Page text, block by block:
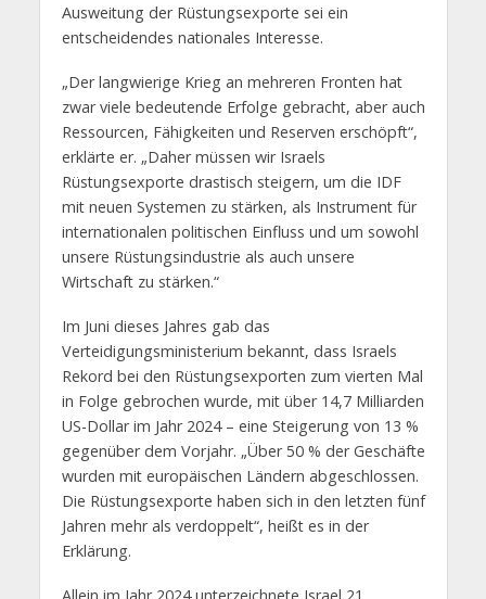
Ausweitung der Rüstungsexporte sei ein
entscheidendes nationales Interesse.
„Der langwierige Krieg an mehreren Fronten hat
zwar viele bedeutende Erfolge gebracht, aber auch
Ressourcen, Fähigkeiten und Reserven erschöpft“,
erklärte er. „Daher müssen wir Israels
Rüstungsexporte drastisch steigern, um die IDF
mit neuen Systemen zu stärken, als Instrument für
internationalen politischen Einfluss und um sowohl
unsere Rüstungsindustrie als auch unsere
Wirtschaft zu stärken.“
Im Juni dieses Jahres gab das
Verteidigungsministerium bekannt, dass Israels
Rekord bei den Rüstungsexporten zum vierten Mal
in Folge gebrochen wurde, mit über 14,7 Milliarden
US-Dollar im Jahr 2024 – eine Steigerung von 13 %
gegenüber dem Vorjahr. „Über 50 % der Geschäfte
wurden mit europäischen Ländern abgeschlossen.
Die Rüstungsexporte haben sich in den letzten fünf
Jahren mehr als verdoppelt“, heißt es in der
Erklärung.